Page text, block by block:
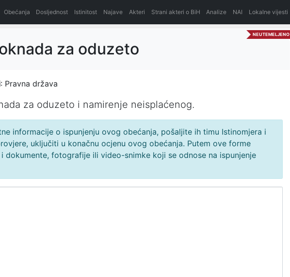
Obećanja Dosljednost Istinitost Najave Akteri Strani akteri o BiH Analize NAI Lokalne vijesti
NEUTEMELJENO
za oduzeto
: Pravna država
zа oduzeto i nаmirenje neisplаćenog.
informacije o ispunjenju ovog obećanja, pošaljite ih timu Istinomjera i
uključiti u konačnu ocjenu ovog obećanja. Putem ove forme
dokumente, fotografije ili video-snimke koji se odnose na ispunjenje